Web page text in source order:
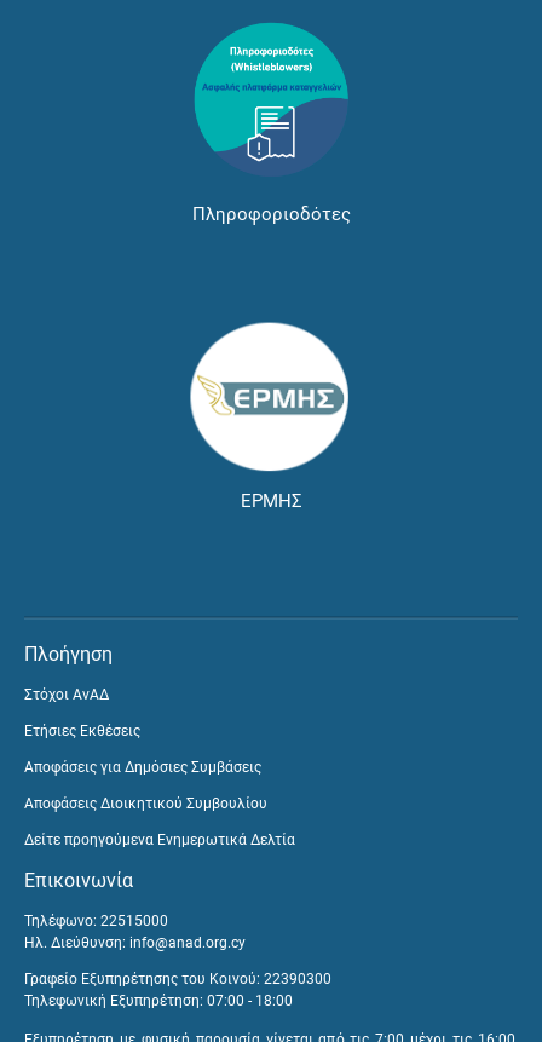
Πληροφοριοδότες
ΕΡΜΗΣ
Πλοήγηση
Στόχοι ΑνΑΔ
Ετήσιες Εκθέσεις
Αποφάσεις για Δημόσιες Συμβάσεις
Αποφάσεις Διοικητικού Συμβουλίου
Δείτε προηγούμενα Ενημερωτικά Δελτία
Επικοινωνία
Τηλέφωνο: 22515000
Ηλ. Διεύθυνση: info@anad.org.cy
Γραφείο Εξυπηρέτησης του Κοινού: 22390300
Τηλεφωνική Εξυπηρέτηση: 07:00 - 18:00